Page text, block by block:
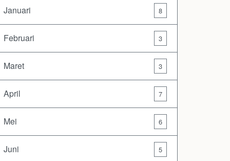
Januari 8
Februari 3
Maret 3
April 7
Mei 6
Juni 5